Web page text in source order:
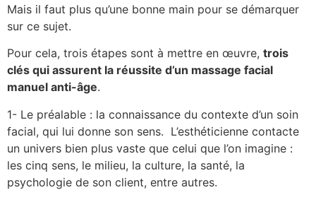
Mais il faut plus qu’une bonne main pour se démarquer
sur ce sujet.
Pour cela, trois étapes sont à mettre en œuvre, trois
clés qui assurent la réussite d’un massage facial
manuel anti-âge.
1- Le préalable : la connaissance du contexte d’un soin
facial, qui lui donne son sens. L’esthéticienne contacte
un univers bien plus vaste que celui que l’on imagine :
les cinq sens, le milieu, la culture, la santé, la
psychologie de son client, entre autres.